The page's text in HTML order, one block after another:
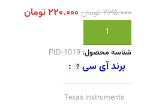
۲۳۵.۰۰۰تومان ۲۲۰.۰۰۰تومان
افزودن به سبد خرید
شناسه محصول: PID-1019
برند آی سی
Texas Instruments